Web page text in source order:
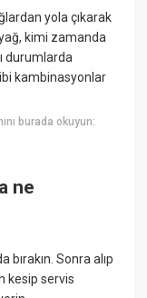
yola çıkarak
yağ, kimi zamanda
durumlarda
kambinasyonlar
burada okuyun:
ne
bırakın. Sonra alıp
kesip servis